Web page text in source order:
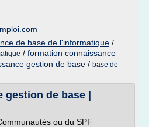
de base de l'informatique /
/ formation connaissance
gestion de base / base de
de base |
ou du SPF